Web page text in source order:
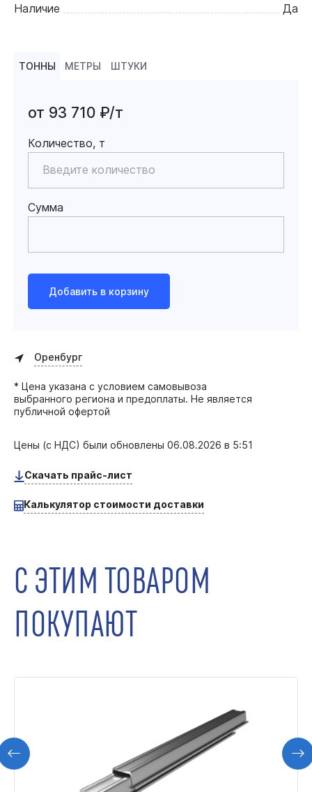
Наличие
Да
ТОННЫ МЕТРЫ ШТУКИ
от 93 710 ₽/т
Количество, т
Сумма
Добавить в корзину
Оренбург
* Цена указана с условием самовывоза
выбранного региона и предоплаты. Не является
публичной офертой
Цены (с НДС) были обновлены 06.08.2026 в 5:51
Скачать прайс-лист
Калькулятор стоимости доставки
С ЭТИМ ТОВАРОМ
ПОКУПАЮТ